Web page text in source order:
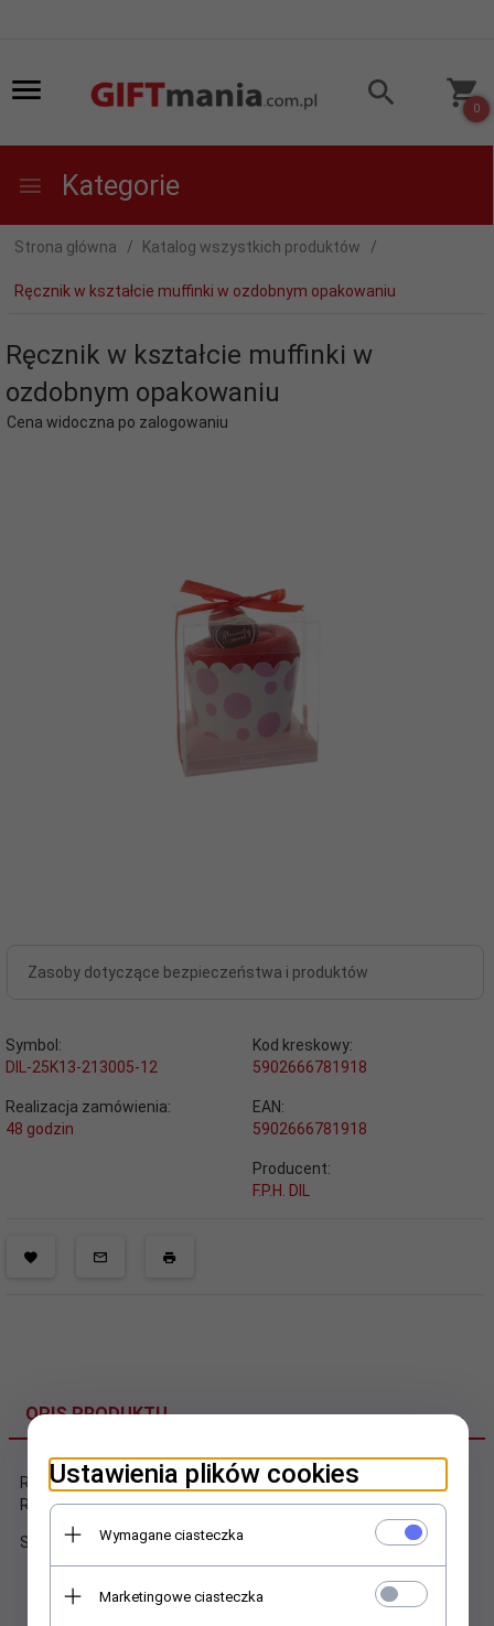
0
Kategorie
Strona główna Katalog wszystkich produktów
Ręcznik w kształcie muffinki w ozdobnym opakowaniu
Ręcznik w kształcie muffinki w
ozdobnym opakowaniu
Cena widoczna po zalogowaniu
Zasoby dotyczące bezpieczeństwa i produktów
Symbol:
DIL-25K13-213005-12
Kod kreskowy:
5902666781918
Realizacja zamówienia:
48 godzin
EAN:
5902666781918
Producent:
F.P.H. DIL
OPIS PRODUKTU
Rozmiar opakowaniu 7x8 cm
Rozmiar ręcznika 20x20 cm
Skład: 80% poliester, 20% poliamid
Ustawienia plików cookies
Wymagane ciasteczka
Marketingowe ciasteczka